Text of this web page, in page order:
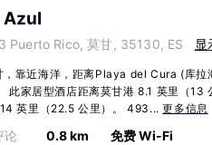
Azul
Puerto Rico, 莫甘, 35130, ES 显
，靠近海洋，距离Playa del Cura (库拉
此家居型酒店距离莫甘港 8.1 英里（13
英里（22.5 公里）。 493...更多信息
论 0.8 km 免费 Wi-Fi